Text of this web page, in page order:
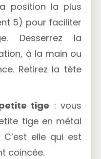
position la plus
5) pour faciliter
Desserrez la
à la main ou
Retirez la tête
tige : vous
tige en métal
C’est elle qui est
coincée.